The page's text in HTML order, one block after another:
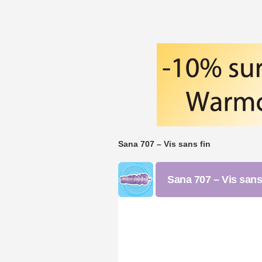
Sana 707 – Vis sans fin
Sana 707 – Vis